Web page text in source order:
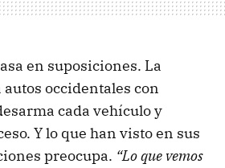
en suposiciones. La
occidentales con
cada vehículo y
Y lo que han visto en sus
preocupa. “Lo que vemos